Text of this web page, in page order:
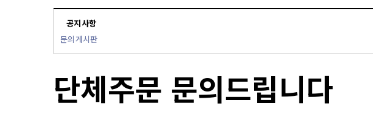
공지사항
문의게시판
단체주문 문의드립니다